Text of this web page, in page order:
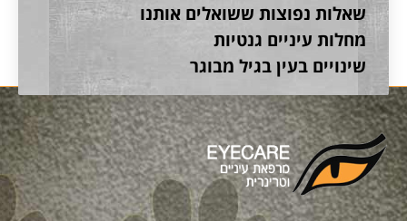
שאלות נפוצות ששואלים אותנו
מחלות עיניים גנטיות
שינויים בעין בגיל מבוגר